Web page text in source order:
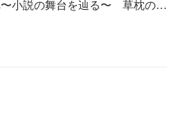
〜小説の舞台を辿る〜 草枕の…